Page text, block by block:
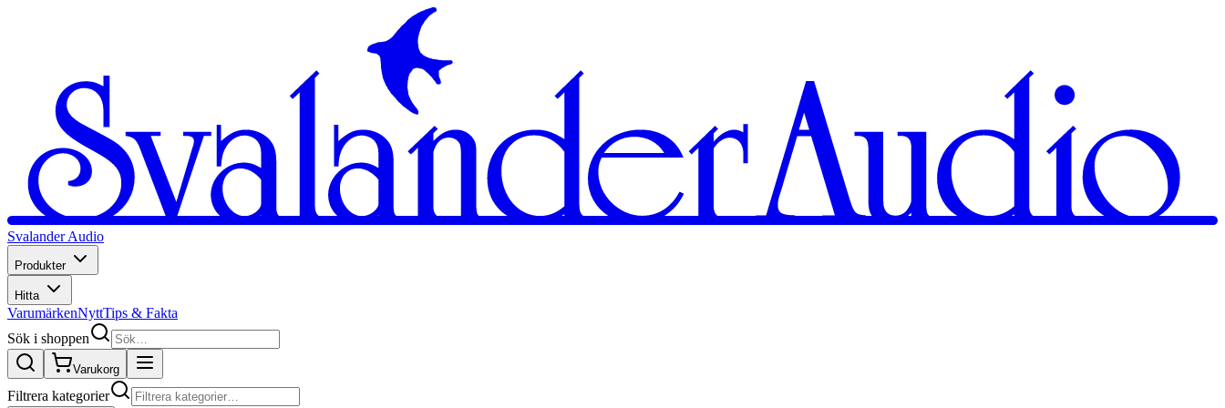
Svalander Audio
Produkter
Hitta
VarumärkenNyttTips & Fakta
Sök i shoppen
Varukorg
Filtrera kategorier